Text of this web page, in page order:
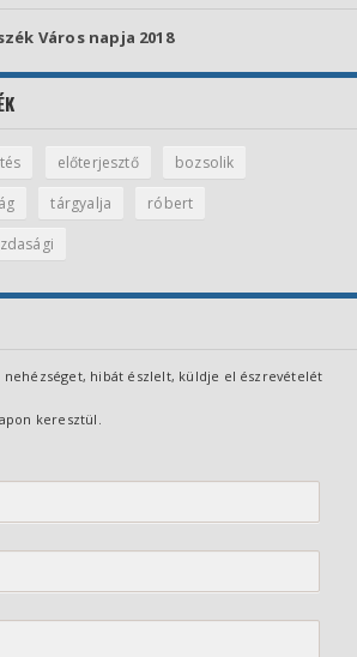
Város napja 2018
előterjesztő
bozsolik
tárgyalja
róbert
nehézséget, hibát észlelt, küldje el észrevételét
keresztül.